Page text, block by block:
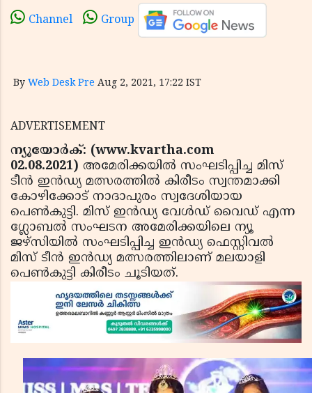
Channel Group
By Web Desk Pre Aug 2, 2021, 17:22 IST
ADVERTISEMENT
ന്യൂയോര്‍ക്: (www.kvartha.com
02.08.2021) അമേരിക്കയില്‍ സംഘടിപ്പിച്ച മിസ്
ടീന്‍ ഇന്‍ഡ്യ മത്സരത്തില്‍ കിരീടം സ്വന്തമാക്കി
കോഴിക്കോട് നാദാപുരം സ്വദേശിയായ
പെണ്‍കുട്ടി. മിസ് ഇന്‍ഡ്യ വേള്‍ഡ് വൈഡ് എന്ന
ഗ്ലോബല്‍ സംഘടന അമേരിക്കയിലെ ന്യൂ
ജഴ്‌സിയില്‍ സംഘടിപ്പിച്ച ഇന്‍ഡ്യ ഫെസ്റ്റിവല്‍
മിസ് ടീന്‍ ഇന്‍ഡ്യ മത്സരത്തിലാണ് മലയാളി
പെണ്‍കുട്ടി കിരീടം ചൂടിയത്.